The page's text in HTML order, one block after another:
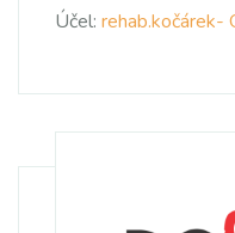
Účel: rehab.kočárek-